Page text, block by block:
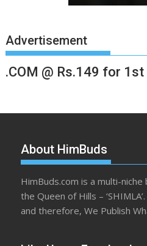
Advertisement
.COM @ Rs.149 for 1st
About HimBuds
HimBuds.com is a multi-
the Queen of Hills –
and therefore, We Publish